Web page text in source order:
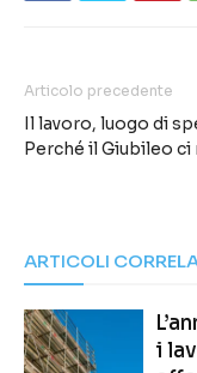
Articolo precedente
Il lavoro, luogo di
Perché il Giubileo ci
ARTICOLI
i